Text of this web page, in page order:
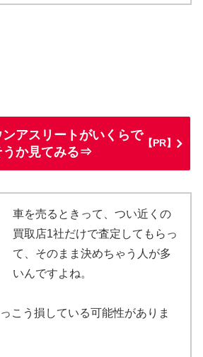
アスリートがいくらで
うか見てみる⇒
【PR】
車を売るときって、つい近くの
買取店1社だけで査定してもらっ
て、そのまま決めちゃう人が多
いんですよね。
こう損している可能性がありま